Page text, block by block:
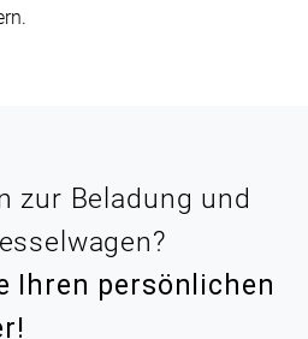
zur Beladung und
Ihren persönlichen